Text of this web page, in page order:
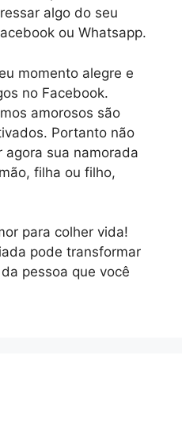
algo do seu
ou Whatsapp.
momento alegre e
no Facebook.
amorosos são
Portanto não
agora sua namorada
filha ou filho,
para colher vida!
pode transformar
pessoa que você